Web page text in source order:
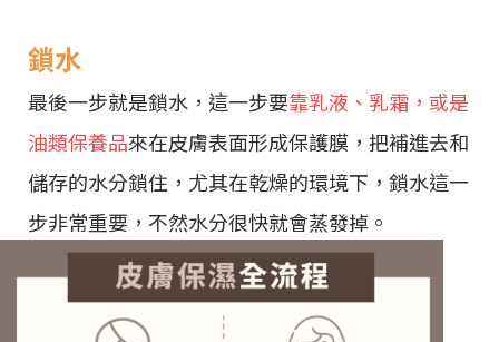
鎖水
最後一步就是鎖水，這一步要靠乳液、乳霜，或是
油類保養品來在皮膚表面形成保護膜，把補進去和
儲存的水分鎖住，尤其在乾燥的環境下，鎖水這一
步非常重要，不然水分很快就會蒸發掉。